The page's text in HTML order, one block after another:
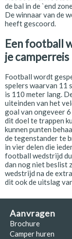
de bal in de `end
De winnaar van de
heeft gescoord.
Een football
je camperreis
Football wordt
spelers waarvan 11
is 110 meter lang.
uiteinden van het
goal van ongeveer
dit doel te trappen
kunnen punten
de tegenstander te
in vier delen die
football wedstrijd
dan nog niet beslist
wedstrijd na de
dit ook de uitslag
Aanvragen
Brochure
Camper huren